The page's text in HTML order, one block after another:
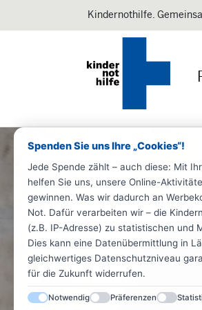
Spenden Sie uns Ihre „Cookies“!
Jede Spende zählt – auch diese: Mit
helfen Sie uns, unsere Online-
gewinnen. Was wir dadurch an
Not. Dafür verarbeiten wir – die
(z.B. IP-Adresse) zu statistischen und
Dies kann eine Datenübermittlung in
gleichwertiges Datenschutzniveau
für die Zukunft widerrufen.
Notwendig Präferenzen
Kindernothilfe.